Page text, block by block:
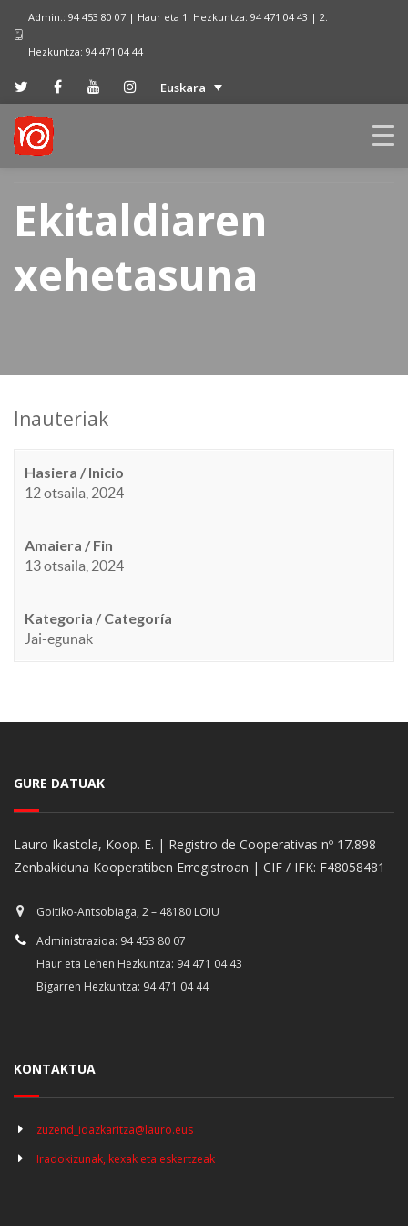
Admin.: 94 453 80 07 | Haur eta 1. Hezkuntza: 94 471 04 43 | 2.
Hezkuntza: 94 471 04 44
Euskara
Ekitaldiaren
xehetasuna
Inauteriak
Hasiera / Inicio
12 otsaila, 2024
Amaiera / Fin
13 otsaila, 2024
Kategoria / Categoría
Jai-egunak
GURE DATUAK
Lauro Ikastola, Koop. E. | Registro de Cooperativas nº 17.898
Zenbakiduna Kooperatiben Erregistroan | CIF / IFK: F48058481
Goitiko-Antsobiaga, 2 – 48180 LOIU
Administrazioa: 94 453 80 07
Haur eta Lehen Hezkuntza: 94 471 04 43
Bigarren Hezkuntza: 94 471 04 44
KONTAKTUA
zuzend_idazkaritza@lauro.eus
Iradokizunak, kexak eta eskertzeak